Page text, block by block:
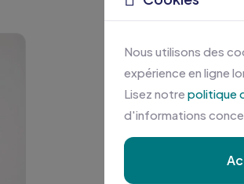
Nous utilisons des
expérience en ligne
Lisez notre politique
d'informations